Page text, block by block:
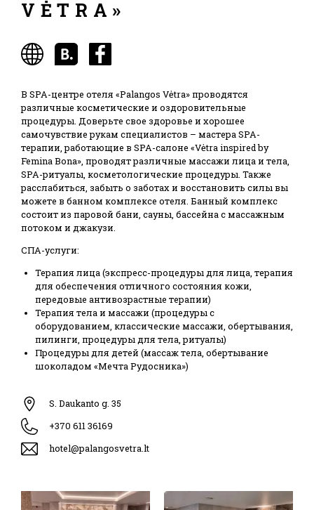
VĖTRA»
В SPA-центре отеля «Palangos Vėtra» проводятся
различные косметические и оздоровительные
процедуры. Доверьте свое здоровье и хорошее
самочувствие рукам специалистов – мастера SPA-
терапии, работающие в SPA-салоне «Vėtra inspired by
Femina Bona», проводят различные массажи лица и тела,
SPA-ритуалы, косметологические процедуры. Также
расслабиться, забыть о заботах и восстановить силы вы
можете в банном комплексе отеля. Банный комплекс
состоит из паровой бани, сауны, бассейна с массажным
потоком и джакузи.
СПА-услуги:
Терапия лица (экспресс-процедуры для лица, терапия
для обеспечения отличного состояния кожи,
передовые антивозрастные терапии)
Терапия тела и массажи (процедуры с
оборудованием, классические массажи, обертывания,
пилинги, процедуры для тела, ритуалы)
Процедуры для детей (массаж тела, обертывание
шоколадом «Мечта Рудосника»)
S. Daukanto g. 35
+370 611 36169
hotel@palangosvetra.lt